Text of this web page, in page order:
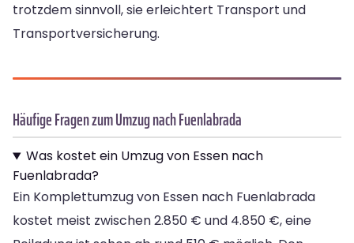
trotzdem sinnvoll, sie erleichtert Transport und
Transportversicherung.
Häufige Fragen zum Umzug nach Fuenlabrada
Was kostet ein Umzug von Essen nach
Fuenlabrada?
Ein Komplettumzug von Essen nach Fuenlabrada
kostet meist zwischen 2.850 € und 4.850 €, eine